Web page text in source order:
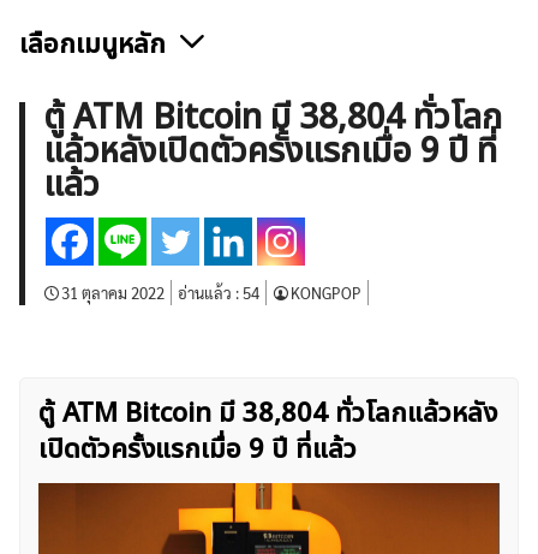
ค้นหา
สำหรับ:
เลือกเมนูหลัก
ข่าวฟอเร็กซ์และสกุลเงิน คริปโตเคอร์เรนซี
ฟรีซิกแนล รายวัน
บทวิเคราะห์
เศรษฐกิจทั่วไป ดัชนี-หุ้น
พันธบัตร
สินค้าโภคภัณฑ์
กองทุน Forex
ฟรี EA
ตู้ ATM Bitcoin มี 38,804 ทั่วโลก
แล้วหลังเปิดตัวครั้งแรกเมื่อ 9 ปี ที่
แล้ว
31 ตุลาคม 2022 อ่านแล้ว :54 KONGPOP
ตู้ ATM Bitcoin มี 38,804 ทั่วโลกแล้วหลัง
เปิดตัวครั้งแรกเมื่อ 9 ปี ที่แล้ว